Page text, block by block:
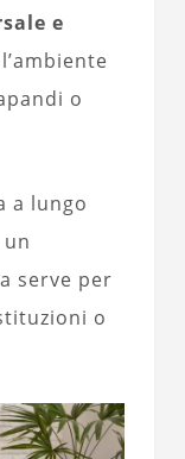
e
o
a lungo
serve per
o